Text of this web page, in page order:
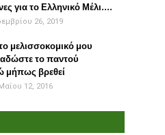
για το Ελληνικό Μέλι....
26, 2019
μελισσοκομικό μου
το παντού
μήπως βρεθεί
12, 2016